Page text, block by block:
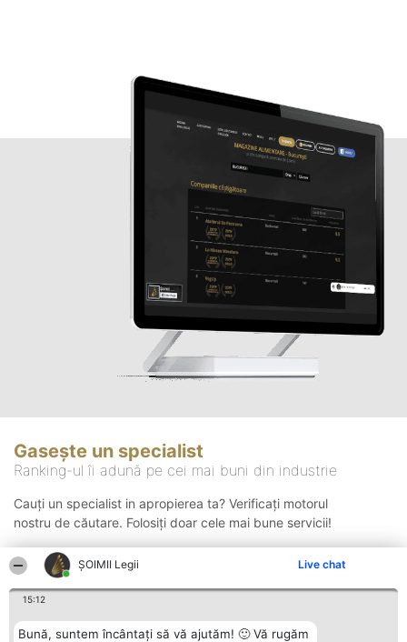
ȘOIMII Legii Live chat
15:12
Bună, suntem încântați să vă ajutăm! 🙂 Vă rugăm
Gasește un specialist
Ranking-ul îi adună pe cei mai buni din industrie
Cauți un specialist in apropierea ta? Verificați motorul
nostru de căutare. Folosiți doar cele mai bune servicii!